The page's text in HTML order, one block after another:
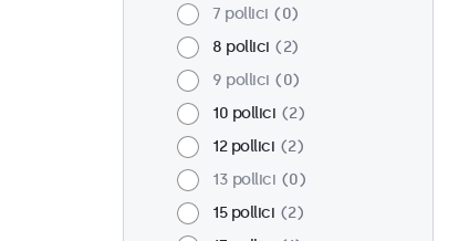
7 pollici
0
8 pollici
2
9 pollici
0
10 pollici
2
12 pollici
2
13 pollici
0
15 pollici
2